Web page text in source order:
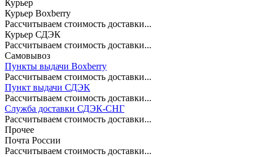
Курьер
Курьер Boxberry
Рассчитываем стоимость доставки...
Курьер СДЭК
Рассчитываем стоимость доставки...
Самовывоз
Пункты выдачи Boxberry
Рассчитываем стоимость доставки...
Пункт выдачи СДЭК
Рассчитываем стоимость доставки...
Служба доставки СДЭК-СНГ
Рассчитываем стоимость доставки...
Прочее
Почта России
Рассчитываем стоимость доставки...